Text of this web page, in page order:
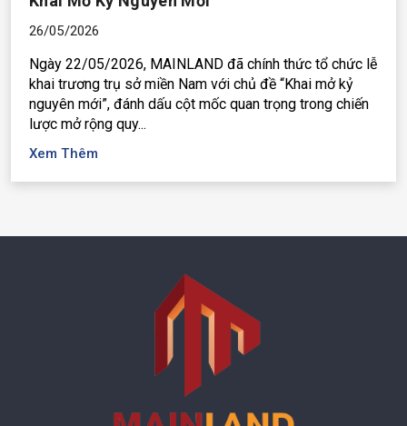
26/05/2026
Ngày 22/05/2026, MAINLAND đã chính thức tổ chức lễ
khai trương trụ sở miền Nam với chủ đề “Khai mở kỷ
nguyên mới”, đánh dấu cột mốc quan trọng trong chiến
lược mở rộng quy...
Xem Thêm